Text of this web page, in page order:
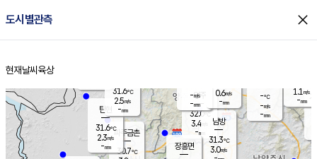
도시별관측 close
홈
현재날씨 육상
양주
32.0℃
3.4
-mm
파주금촌
30.7℃
-℃
-m/s
-mm
탄현
31.6℃
2.3m/s
-mm
1.1 m/s
-mm
남방
31.3℃
3.0m/s
장흥면
-m/s
-mm
31.6℃
2.5m/s
-mm
0.6m/s
-mm